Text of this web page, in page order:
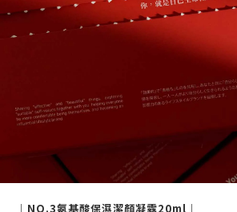
｜NO.3氨基酸保濕潔顏凝露20ml｜